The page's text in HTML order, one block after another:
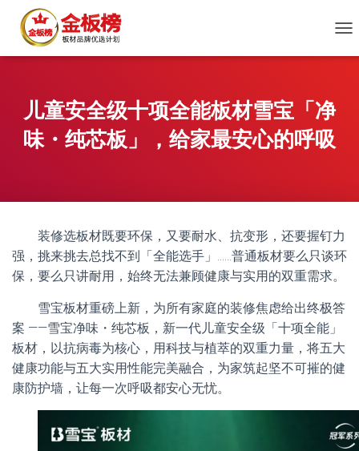
换
儿童安全级十项全能板材雪宝「净
味・纯芯板」，给家最安心的呼吸
装修选板材既要环保，又要耐水、抗变形，还要握钉力
强，挑来挑去总找不到「全能选手」……普通板材要么只谈环
保，要么只讲耐用，始终无法兼顾健康与实用的双重需求。
雪宝板材重磅上新，为所有家庭的装修焦虑给出终极答
案 ——雪宝净味・纯芯板，新一代儿童安全级「十项全能」
板材，以抗病毒为核心，用科技与植萃的双重力量，将五大
健康功能与五大实用性能完美融合，为家筑起坚不可摧的健
康防护墙，让每一次呼吸都安心无忧。